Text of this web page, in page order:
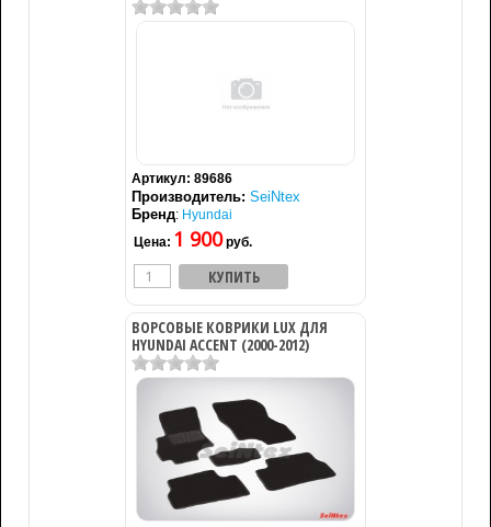
Артикул: 89686
Производитель: SeiNtex
Бренд: Hyundai
Цена: 1 900руб.
ВОРСОВЫЕ КОВРИКИ LUX ДЛЯ
HYUNDAI ACCENT (2000-2012)